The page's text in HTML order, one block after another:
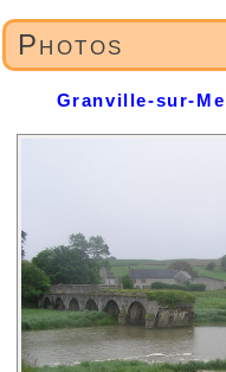
Photos
Granville-sur-